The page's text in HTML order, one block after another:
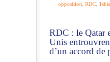
opposition RDC
RDC : le Qatar
Unis
d’un accord de